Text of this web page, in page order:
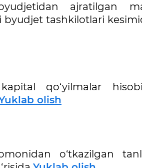
ajratilgan
tashkilotlari
qo‘yilmalar
olish
o‘tkazilgan